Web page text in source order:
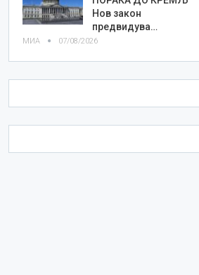
Нов закон
предвидува…
МИА 07/08/2026